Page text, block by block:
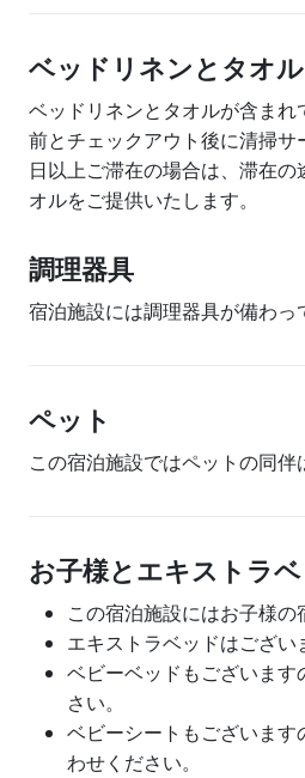
ベッドリネンとタオル
ベッドリネンとタオルが含ま
前とチェックアウト後に清掃サ
日以上ご滞在の場合は、滞在
オルをご提供いたします。
調理器具
宿泊施設には調理器具が備わっ
ペット
この宿泊施設ではペットの同伴
お子様とエキストラ
この宿泊施設にはお子様の
エキストラベッドはござい
ベビーベッドもございま
さい。
ベビーシートもございま
わせください。